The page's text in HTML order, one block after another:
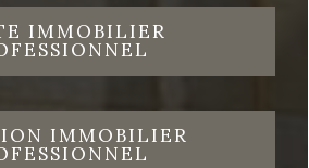
IMMOBILIER
IMMOBILIER